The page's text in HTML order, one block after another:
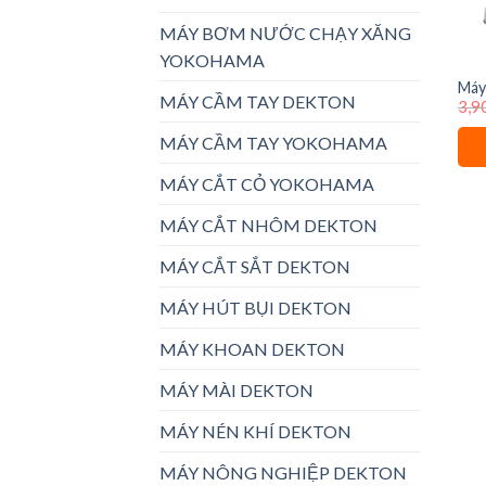
MÁY BƠM NƯỚC CHẠY XĂNG
YOKOHAMA
MÁY CẦM TAY DEKTON
MÁY CẦM TAY YOKOHAMA
MÁY CẮT CỎ YOKOHAMA
MÁY CẮT NHÔM DEKTON
MÁY CẮT SẮT DEKTON
MÁY HÚT BỤI DEKTON
MÁY KHOAN DEKTON
MÁY MÀI DEKTON
MÁY NÉN KHÍ DEKTON
MÁY NÔNG NGHIỆP DEKTON